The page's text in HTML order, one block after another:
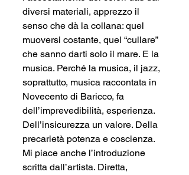
diversi materiali, apprezzo il
senso che dà la collana: quel
muoversi costante, quel “cullare”
che sanno darti solo il mare. E la
musica. Perché la musica, il jazz,
soprattutto, musica raccontata in
Novecento di Baricco, fa
dell’imprevedibilità, esperienza.
Dell’insicurezza un valore. Della
precarietà potenza e coscienza.
Mi piace anche l’introduzione
scritta dall’artista. Diretta,